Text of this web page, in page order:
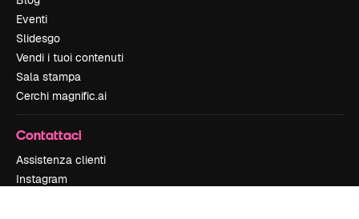
Eventi
Slidesgo
Vendi i tuoi contenuti
Sala stampa
Cerchi magnific.ai
Contattaci
Assistenza clienti
Instagram